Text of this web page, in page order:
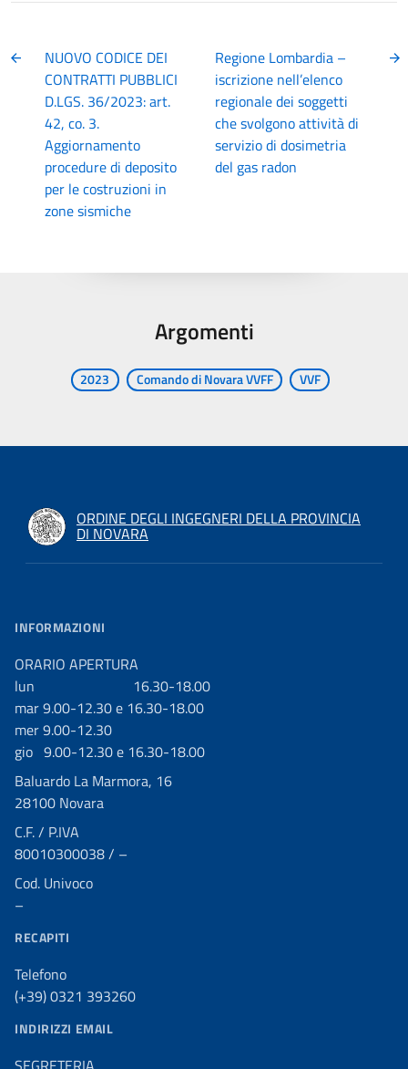
NUOVO CODICE DEI
CONTRATTI PUBBLICI
D.LGS. 36/2023: art.
42, co. 3.
Aggiornamento
procedure di deposito
per le costruzioni in
zone sismiche
Regione Lombardia –
iscrizione nell’elenco
regionale dei soggetti
che svolgono attività di
servizio di dosimetria
del gas radon
Argomenti
2023 Comando di Novara VVFF VVF
ORDINE DEGLI INGEGNERI DELLA PROVINCIA
DI NOVARA
INFORMAZIONI
ORARIO APERTURA
lun 16.30-18.00
mar 9.00-12.30 e 16.30-18.00
mer 9.00-12.30
gio 9.00-12.30 e 16.30-18.00
Baluardo La Marmora, 16
28100 Novara
C.F. / P.IVA
80010300038 / –
Cod. Univoco
–
RECAPITI
Telefono
(+39) 0321 393260
INDIRIZZI EMAIL